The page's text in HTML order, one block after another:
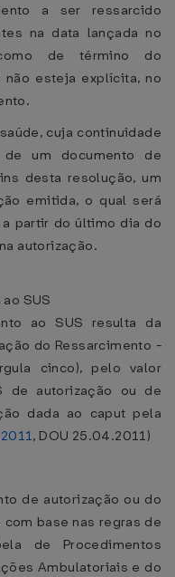
a ser ressarcido
na data lançada no
de término do
não esteja explícita, no
cuja continuidade
um documento de
desta resolução, um
emitida, o qual será
partir do último dia do
autorização.
SUS
ao SUS resulta da
do Ressarcimento -
cinco), pelo valor
de autorização ou de
dada ao caput pela
, DOU 25.04.2011)
de autorização ou do
base nas regras de
de Procedimentos
Ambulatoriais e do